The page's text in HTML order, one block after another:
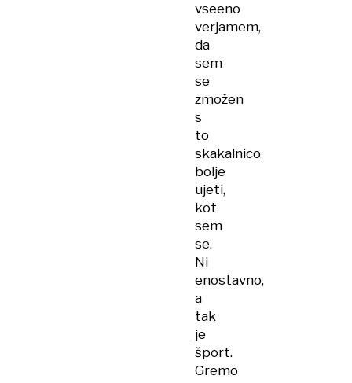
vseeno
verjamem,
da
sem
se
zmožen
s
to
skakalnico
bolje
ujeti,
kot
sem
se.
Ni
enostavno,
a
tak
je
šport.
Gremo